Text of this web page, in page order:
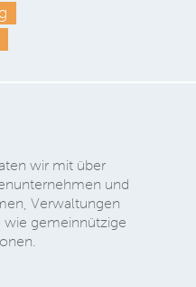
wir mit über
und
Verwaltungen
gemeinnützige